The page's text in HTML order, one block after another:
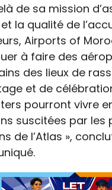
de sa mission
la qualité de
Airports of
à faire des
des lieux de
et de
pourront vivre
suscitées par les
de l’Atlas »,